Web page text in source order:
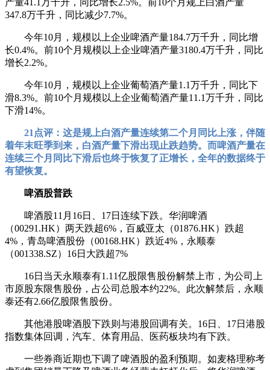
347.8万千升，同比减少7.7%。
今年10月，规模以上企业啤酒产量184.7万千升，同比增
长0.4%。前10个月规模以上企业啤酒产量3180.4万千升，同比
增长2.2%。
今年10月，规模以上企业葡萄酒产量1.1万千升，同比下
滑8.3%。前10个月规模以上企业葡萄酒产量11.1万千升，同比
下滑14%。
21点评：这是规上白酒产量连续第二个月同比上涨，伴随
着年末旺季到来，白酒产量下滑出现止跌趋势。而啤酒产量在
连续三个月同比下滑后也终于恢复了正增长，全年的数据终于
有望恢复。
啤酒股普跌
啤酒股11月16日、17日连续下跌。华润啤酒
（00291.HK）两天跌超6%，百威亚太（01876.HK）跌超
4%，青岛啤酒股份（00168.HK）跌近4%，永顺泰
（001338.SZ）16日大跌超7%
16日当天永顺泰有1.11亿股限售股份解禁上市，为公司上
市原股东限售股份，占公司总股本约22%。此次解禁后，永顺
泰还有2.66亿股限售股份。
其他港股啤酒股下跌则与港股回调有关。16日、17日港股
指数集体回调，汽车、体育用品、医药板块均有下跌。
一些券商近期也下调了啤酒股的盈利预期。如麦格理称考